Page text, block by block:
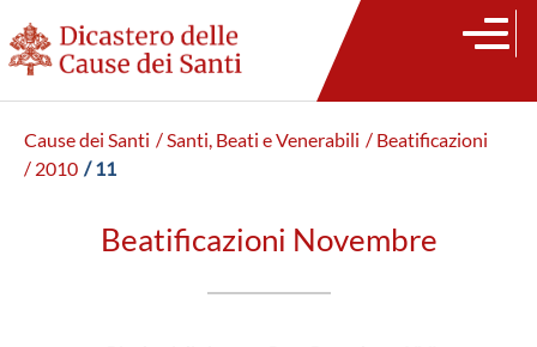
Cause dei Santi / Santi, Beati e Venerabili / Beatificazioni
/ 2010 / 11
Beatificazioni Novembre